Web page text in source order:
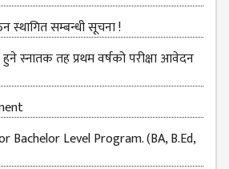
स्थागित सम्बन्धी सूचना !
स्नातक तह प्रथम वर्षको परीक्षा आवेदन
Bachelor Level Program. (BA, B.Ed,